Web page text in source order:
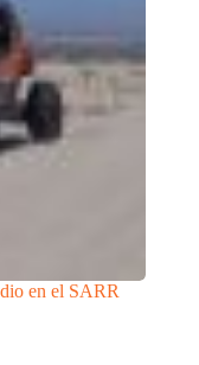
en el SARR